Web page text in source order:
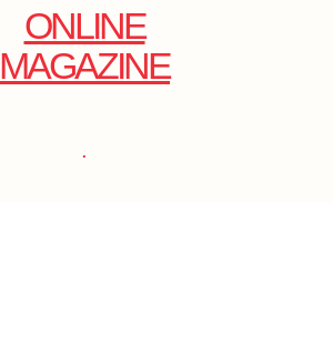
ONLINE
MAGAZINE
.